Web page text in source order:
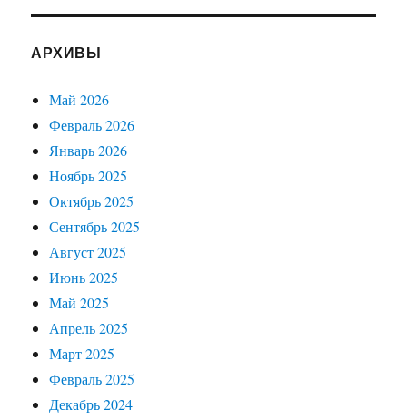
АРХИВЫ
Май 2026
Февраль 2026
Январь 2026
Ноябрь 2025
Октябрь 2025
Сентябрь 2025
Август 2025
Июнь 2025
Май 2025
Апрель 2025
Март 2025
Февраль 2025
Декабрь 2024